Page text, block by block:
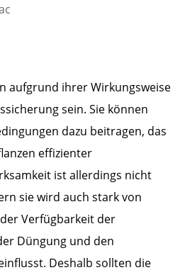
aufgrund ihrer Wirkungsweise
sein. Sie können
dazu beitragen, das
effizienter
ist allerdings nicht
sie wird auch stark von
Verfügbarkeit der
Düngung und den
Deshalb sollten die